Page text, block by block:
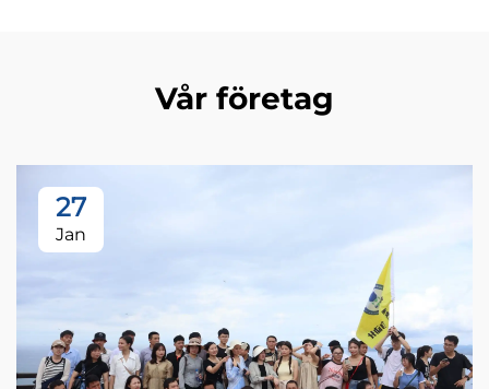
Vår företag
27
Jan